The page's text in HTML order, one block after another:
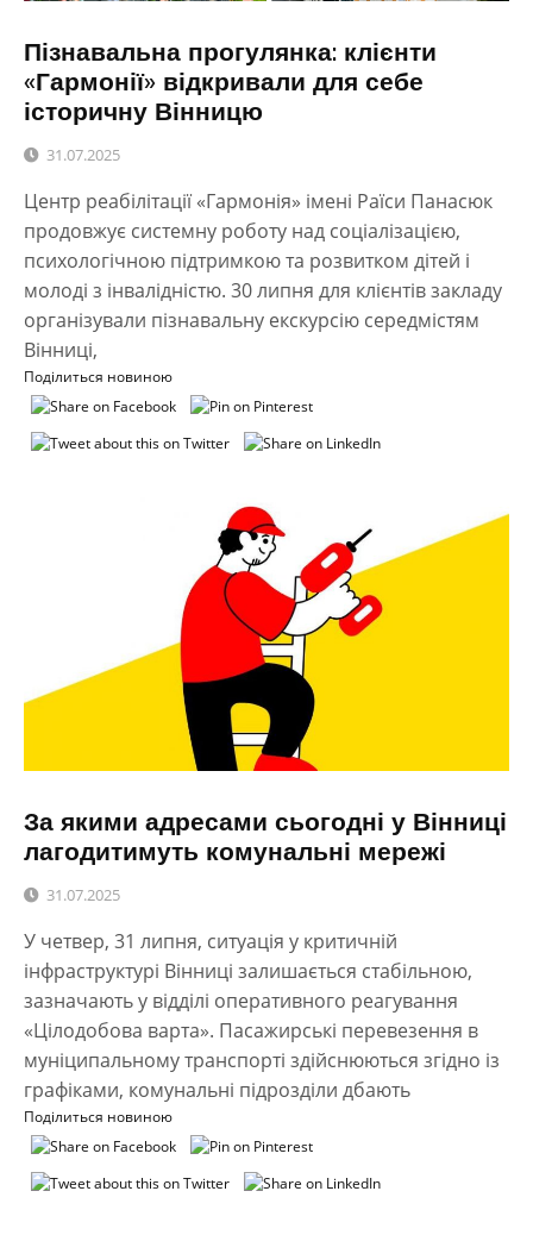
Пізнавальна прогулянка: клієнти
«Гармонії» відкривали для себе
історичну Вінницю
31.07.2025
Центр реабілітації «Гармонія» імені Раїси Панасюк
продовжує системну роботу над соціалізацією,
психологічною підтримкою та розвитком дітей і
молоді з інвалідністю. 30 липня для клієнтів закладу
організували пізнавальну екскурсію середмістям
Вінниці,
Поділиться новиною
За якими адресами сьогодні у Вінниці
лагодитимуть комунальні мережі
31.07.2025
У четвер, 31 липня, ситуація у критичній
інфраструктурі Вінниці залишається стабільною,
зазначають у відділі оперативного реагування
«Цілодобова варта». Пасажирські перевезення в
муніципальному транспорті здійснюються згідно із
графіками, комунальні підрозділи дбають
Поділиться новиною